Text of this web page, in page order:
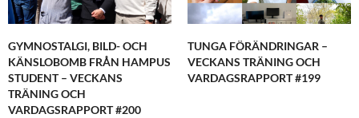
GYMNOSTALGI, BILD- OCH
KÄNSLOBOMB FRÅN HAMPUS
STUDENT – VECKANS
TRÄNING OCH
VARDAGSRAPPORT #200
TUNGA FÖRÄNDRINGAR –
VECKANS TRÄNING OCH
VARDAGSRAPPORT #199